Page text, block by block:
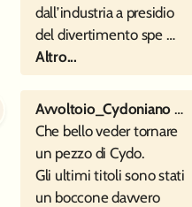
dall’industria a presidio
del divertimento spe …
Altro...
Avvoltoio_Cydoniano
Che bello veder tornare
un pezzo di Cydo.
Gli ultimi titoli sono stati
un boccone davvero